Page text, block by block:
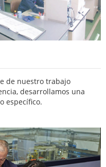
de nuestro trabajo
desarrollamos una
específico.